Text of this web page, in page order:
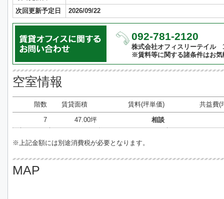
次回更新予定日
2026/09/22
092-781-2120
株式会社オフィスリーテイル
※賃料等に関する諸条件はお
空室情報
階数 賃貸面積 賃料(坪単価) 共益費(
7 47.00坪 相談
※上記金額には別途消費税が必要となります。
MAP